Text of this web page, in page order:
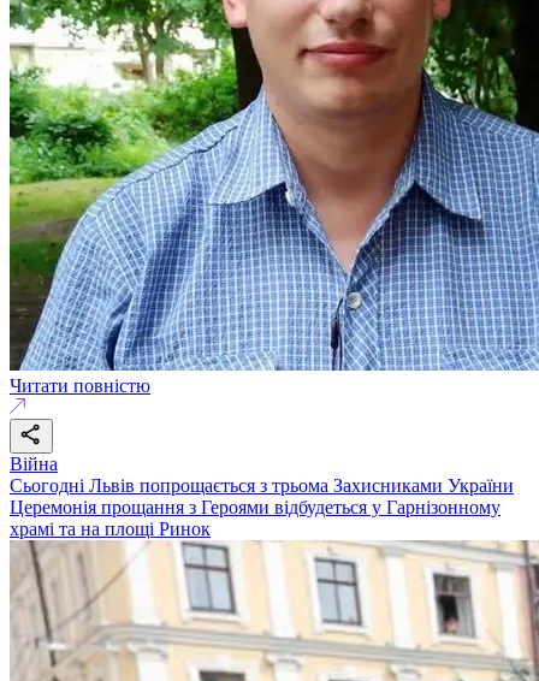
Читати повністю
Війна
Сьогодні Львів попрощається з трьома Захисниками України
Церемонія прощання з Героями відбудеться у Гарнізонному
храмі та на площі Ринок